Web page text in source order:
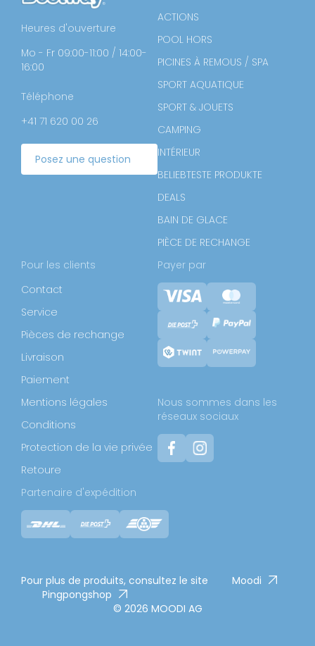
Heures d'ouverture
Mo - Fr 09:00-11:00 / 14:00-
16:00
Téléphone
+41 71 620 00 26
Posez une question
ACTIONS
POOL HORS
PICINES À REMOUS / SPA
SPORT AQUATIQUE
SPORT & JOUETS
CAMPING
INTÉRIEUR
BELIEBTESTE PRODUKTE
DEALS
BAIN DE GLACE
PIÈCE DE RECHANGE
Pour les clients
Contact
Service
Pièces de rechange
Livraison
Paiement
Mentions légales
Conditions
Protection de la vie privée
Retoure
Payer par
Nous sommes dans les
réseaux sociaux
Partenaire d'expédition
© 2026 MOODI AG
Pour plus de produits, consultez le site
Moodi
Pingpongshop